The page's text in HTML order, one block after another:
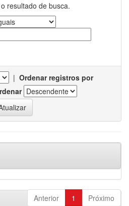
resultado de busca.
| Ordenar registros por
Anterior 1 Próximo